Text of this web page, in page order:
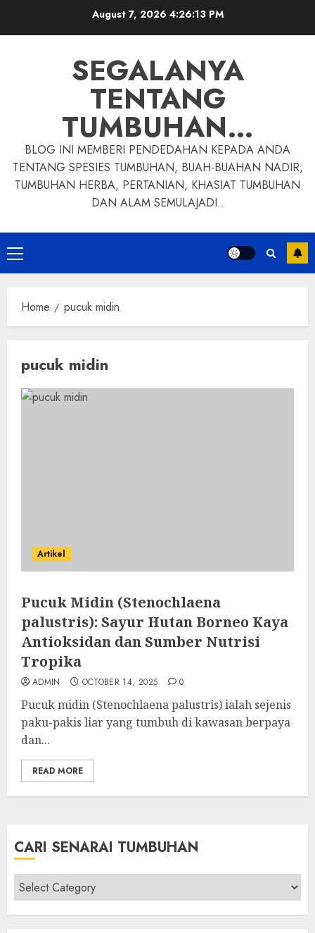
August 7, 2026 4:26:13 PM
SEGALANYA
TENTANG
TUMBUHAN…
BLOG INI MEMBERI PENDEDAHAN KEPADA ANDA
TENTANG SPESIES TUMBUHAN, BUAH-BUAHAN NADIR,
TUMBUHAN HERBA, PERTANIAN, KHASIAT TUMBUHAN
DAN ALAM SEMULAJADI..
Primary
Menu
Home pucuk midin
pucuk midin
Artikel
Pucuk Midin (Stenochlaena
palustris): Sayur Hutan Borneo Kaya
Antioksidan dan Sumber Nutrisi
Tropika
ADMIN OCTOBER 14, 2025 0
Pucuk midin (Stenochlaena palustris) ialah sejenis
paku-pakis liar yang tumbuh di kawasan berpaya
dan...
READ MORE
CARI SENARAI TUMBUHAN
Cari
Senarai
Tumbuhan